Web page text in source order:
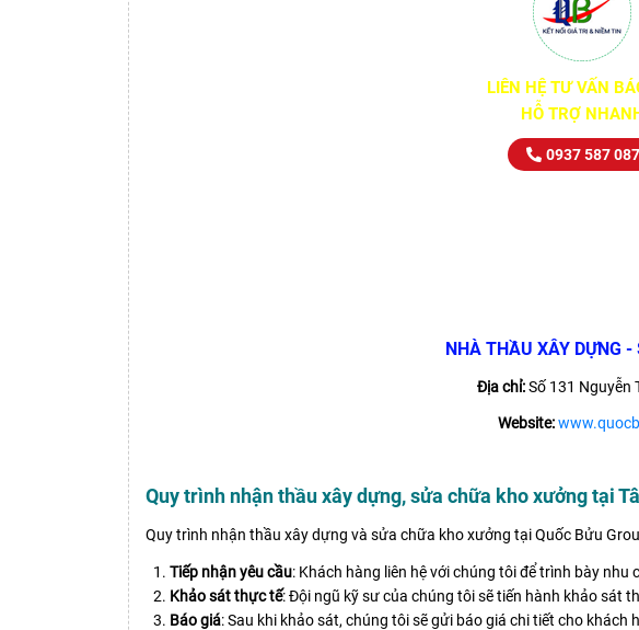
LIÊN HỆ TƯ VẤN
HỖ TRỢ
0937 587 087
NHÀ THẦU XÂY DỰNG
Địa chỉ:Số 131 Nguyễn
Website:
Quy trình nhận thầu xây dựng, sửa chữa kho xưởng tại
Quy trình nhận thầu xây dựng và sửa chữa kho xưởng tại Quốc Bửu
Tiếp nhận yêu cầu: Khách hàng liên hệ với chúng tôi để trình bày
Khảo sát thực tế: Đội ngũ kỹ sư của chúng tôi sẽ tiến hành khảo sát
Báo giá: Sau khi khảo sát, chúng tôi sẽ gửi báo giá chi tiết cho